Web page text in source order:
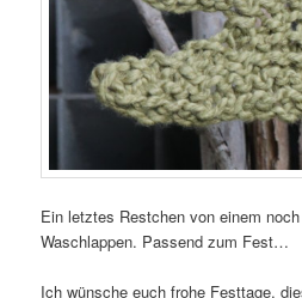
Ein letztes Restchen von einem
Waschlappen. Passend zum Fest…
Ich wünsche euch frohe Festtage,